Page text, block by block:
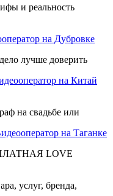
и реальность
на Дубровке
лучше доверить
на Китай
на свадьбе или
на Таганке
LOVE